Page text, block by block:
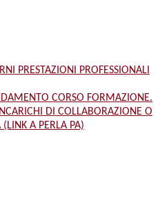
PRESTAZIONI PROFESSIONALI
CORSO FORMAZIONE.
DI COLLABORAZIONE O
A PERLA PA)